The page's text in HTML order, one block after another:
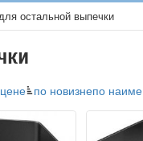
остальной выпечки
по новизнепо